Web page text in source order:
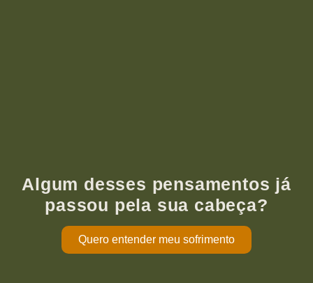
Algum desses pensamentos já
passou pela sua cabeça?
Quero entender meu sofrimento